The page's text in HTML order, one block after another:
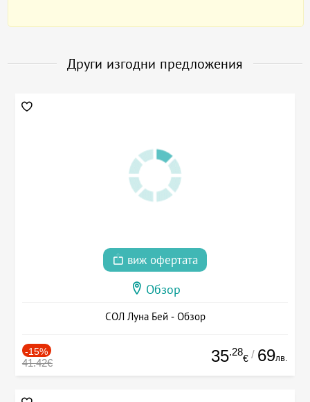
Други изгодни предложения
виж офертата
Обзор
СОЛ Луна Бей - Обзор
-15%
41.42€ 35.28
€ / 69лв.